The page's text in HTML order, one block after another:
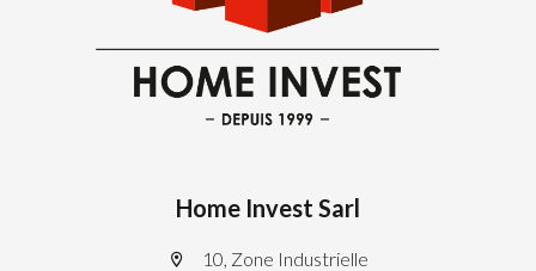
Home Invest Sarl
10, Zone Industrielle